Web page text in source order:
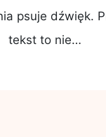
psuje dźwięk.
tekst to nie…